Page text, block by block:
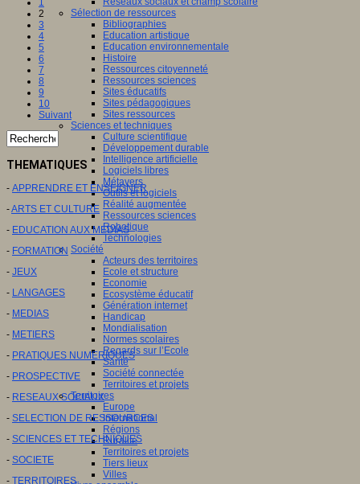
Sélection de ressources
Bibliographies
Education artistique
Education environnementale
Histoire
Ressources citoyenneté
Ressources sciences
Sites éducatifs
Sites pédagogiques
Sites ressources
Sciences et techniques
Culture scientifique
Développement durable
Intelligence artificielle
Logiciels libres
Métavers
Outils et logiciels
Réalité augmentée
Ressources sciences
Robotique
Technologies
Société
Acteurs des territoires
Ecole et structure
Economie
Ecosystème éducatif
Génération internet
Handicap
Mondialisation
Normes scolaires
Regards sur l’Ecole
Santé
Société connectée
Territoires et projets
Territoires
Europe
International
Régions
Ruralité
Territoires et projets
Tiers lieux
Villes
1
2
3
4
5
6
7
8
9
10
Suivant
THEMATIQUES
- APPRENDRE ET ENSEIGNER
-ARTS ET CULTURE
- EDUCATION AUX MEDIAS
- FORMATION
- JEUX
- LANGAGES
- MEDIAS
- METIERS
- PRATIQUES NUMERIQUES
- PROSPECTIVE
- RESEAUX SOCIAUX
- SELECTION DE RESSOURCES
- SCIENCES ET TECHNIQUES
- SOCIETE
- TERRITOIRES